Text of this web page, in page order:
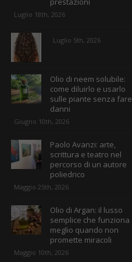
Luglio 18th, 2026
Luglio 5th, 2026
Olio di neem solubile:
come diluirlo e usarlo
sulle piante senza fare
danni
Giugno 10th, 2026
Paolo Avanzi: arte,
scrittura e teatro nel
percorso di un autore
poliedrico
Maggio 25th, 2026
Olio di Argan: il lusso
semplice che funziona
meglio quando non
promette miracoli
Maggio 10th, 2026